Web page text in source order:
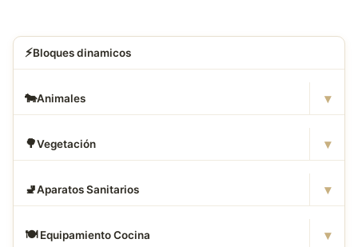
⚡Bloques dinamicos
🐄Animales ▾
🌳Vegetación ▾
🚽Aparatos Sanitarios ▾
🍽️ Equipamiento Cocina ▾